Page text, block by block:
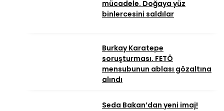
mücadele. Doğaya yüz
binlercesini saldılar
Burkay Karatepe
soruşturması. FETÖ
mensubunun ablası gözaltına
alındı
Seda Bakan’dan yeni imaj!